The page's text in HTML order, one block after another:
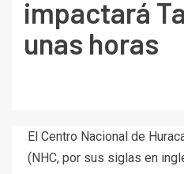
impactará
unas horas
El Centro Nacional de
(NHC, por sus siglas en